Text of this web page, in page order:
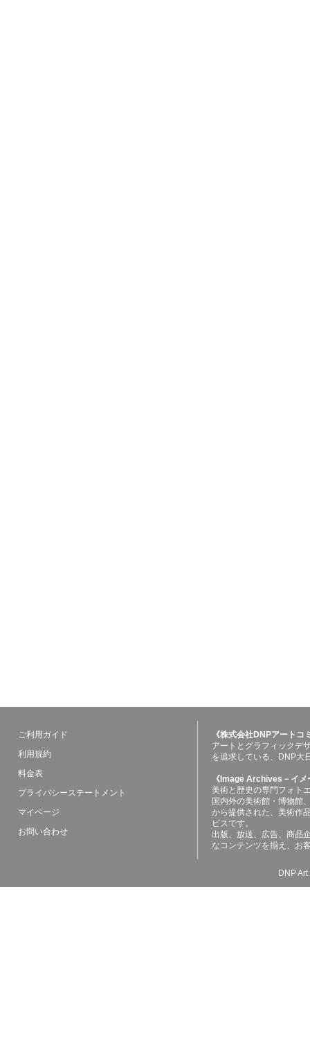
ご利用ガイド
利用規約
料金表
プライバシーステートメント
マイページ
お問い合わせ
《株式会社DNPアート
アートとグラフィックデ
を追求している、DNP大
《Image Archives－イ
美術と歴史の専門フォト
国内外の美術館・博物館
から提供された、美術作
ビスです。
出版、放送、広告、商品
なコンテンツを揃え、お
DNP